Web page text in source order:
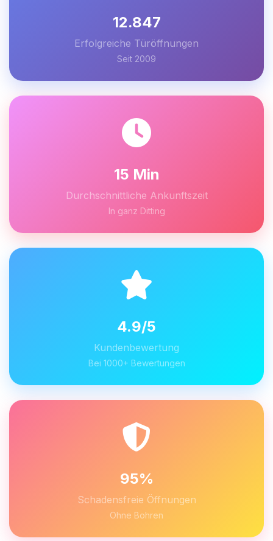
12.847
Erfolgreiche Türöffnungen
Seit 2009
15 Min
Durchschnittliche Ankunftszeit
In ganz Ditting
4.9/5
Kundenbewertung
Bei 1000+ Bewertungen
95%
Schadensfreie Öffnungen
Ohne Bohren